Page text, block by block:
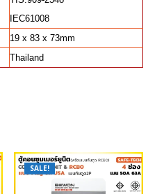
IEC61008
19 x 83 x 73mm
Thailand
SALE!